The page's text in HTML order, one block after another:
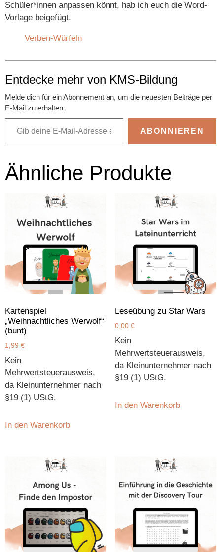
Schüler*innen anpassen könnt, hab ich euch die Word-
Vorlage beigefügt.
Verben-Würfeln
Entdecke mehr von KMS-Bildung
Melde dich für ein Abonnement an, um die neuesten Beiträge per
E-Mail zu erhalten.
ABONNIEREN
Ähnliche Produkte
Kartenspiel
„Weihnachtliches Werwolf“
(bunt)
1,99 €
Kein
Mehrwertsteuerausweis,
da Kleinunternehmer nach
§19 (1) UStG.
In den Warenkorb
Leseübung zu Star Wars
0,00 €
Kein
Mehrwertsteuerausweis,
da Kleinunternehmer nach
§19 (1) UStG.
In den Warenkorb